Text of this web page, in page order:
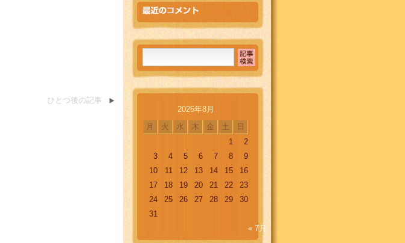
ひとつ後の記事
2026年8月
月 火 水 木 金 土
日
1
2
3
4 5 6 7 8
9
10
11 12 13 14 15
16
17
18 19 20 21 22
23
24
25 26 27 28 29
30
31
« 7月